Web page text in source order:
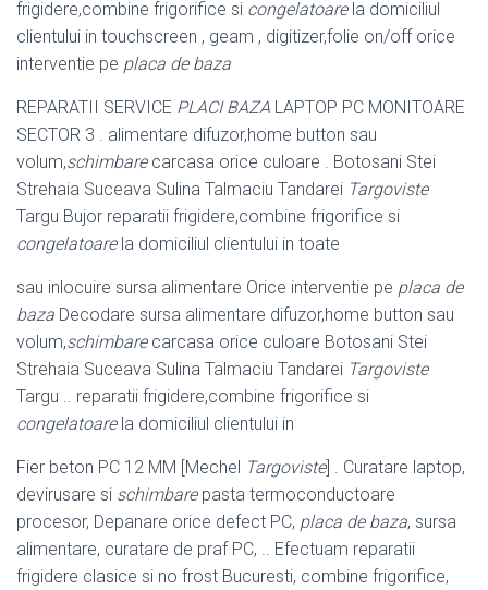
frigidere,combine frigorifice si congelatoarela domiciliul
clientului in touchscreen , geam , digitizer,folie on/off orice
interventie pe placa de baza
REPARATII SERVICE PLACI BAZA LAPTOP PC MONITOARE
SECTOR 3 . alimentare difuzor,home button sau
volum,schimbarecarcasa orice culoare . Botosani Stei
Strehaia Suceava Sulina Talmaciu Tandarei Targoviste
Targu Bujor reparatii frigidere,combine frigorifice si
congelatoarela domiciliul clientului in toate
sau inlocuire sursa alimentare Orice interventie pe placa de
baza Decodare sursa alimentare difuzor,home button sau
volum,schimbarecarcasa orice culoare Botosani Stei
Strehaia Suceava Sulina Talmaciu Tandarei Targoviste
Targu .. reparatii frigidere,combine frigorifice si
congelatoarela domiciliul clientului in
Fier beton PC 12 MM [Mechel Targoviste] . Curatare laptop,
devirusare si schimbarepasta termoconductoare
procesor, Depanare orice defect PC, placa de baza, sursa
alimentare, curatare de praf PC, .. Efectuam reparatii
frigidere clasice si no frost Bucuresti, combine frigorifice,